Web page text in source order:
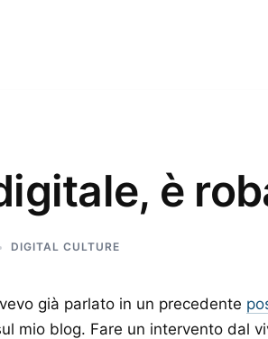
è
DIGITAL CULTURE
già parlato in un precedente
mio blog. Fare un intervento dal